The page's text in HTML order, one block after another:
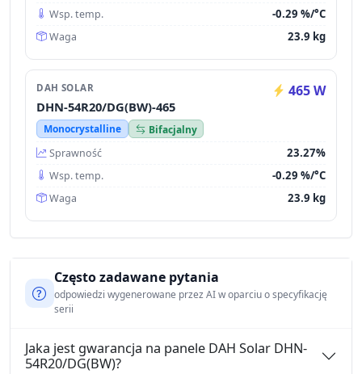
Wsp. temp. -0.29 %/°C
Waga 23.9 kg
DAH SOLAR 465 W
DHN-54R20/DG(BW)-465
Monocrystalline
Bifacjalny
Sprawność
23.27%
Wsp. temp. -0.29 %/°C
Waga 23.9 kg
Często zadawane pytania
odpowiedzi wygenerowane przez AI w oparciu o specyfikację
serii
Jaka jest gwarancja na panele DAH Solar DHN-
54R20/DG(BW)?